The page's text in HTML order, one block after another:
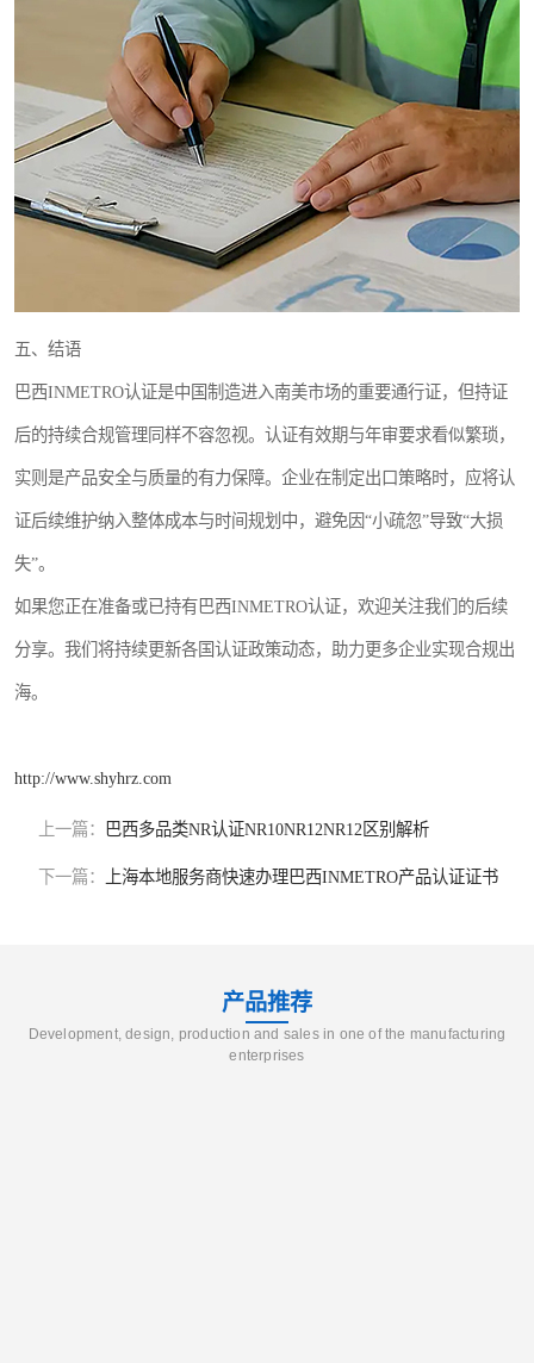
五、结语
巴西INMETRO认证是中国制造进入南美市场的重要通行证，但持证
后的持续合规管理同样不容忽视。认证有效期与年审要求看似繁琐，
实则是产品安全与质量的有力保障。企业在制定出口策略时，应将认
证后续维护纳入整体成本与时间规划中，避免因“小疏忽”导致“大损
失”。
如果您正在准备或已持有巴西INMETRO认证，欢迎关注我们的后续
分享。我们将持续更新各国认证政策动态，助力更多企业实现合规出
海。
http://www.shyhrz.com
上一篇： 巴西多品类NR认证NR10NR12NR12区别解析
下一篇： 上海本地服务商快速办理巴西INMETRO产品认证证书
产品推荐
Development, design, production and sales in one of the manufacturing
enterprises